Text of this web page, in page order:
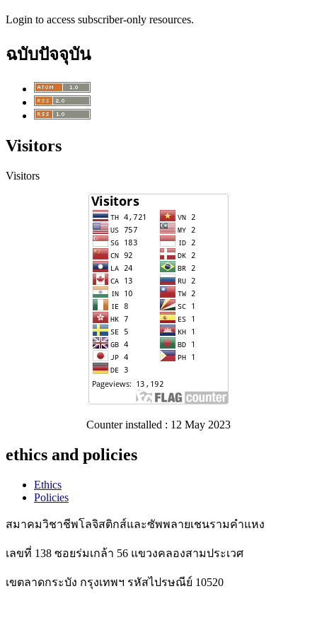
Login to access subscriber-only resources.
ฉบับปัจจุบัน
Visitors
Visitors
Counter installed : 12 May 2023
ethics and policies
Ethics
Policies
สมาคมวิชาชีพโลจิสติกส์และซัพพลายเชนรามคำแหง
เลขที่ 138 ซอยร่มเกล้า 56 แขวงคลองสามประเวศ
เขตลาดกระบัง กรุงเทพฯ รหัสไปรษณีย์ 10520